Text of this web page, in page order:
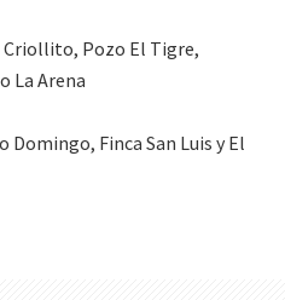
Criollito, Pozo El Tigre,
La Arena
Domingo, Finca San Luis y El